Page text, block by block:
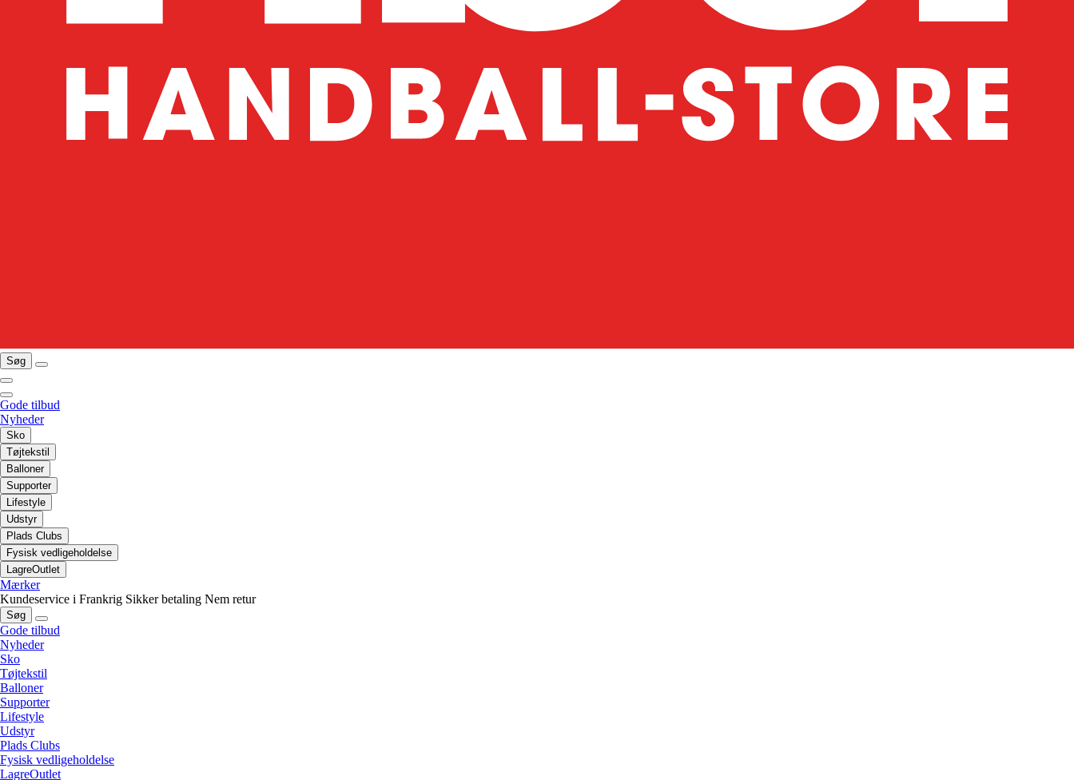
Søg
Gode tilbud
Nyheder
Sko
Tøjtekstil
Balloner
Supporter
Lifestyle
Udstyr
Plads Clubs
Fysisk vedligeholdelse
LagreOutlet
Mærker
Kundeservice i Frankrig Sikker betaling Nem retur
Søg
Gode tilbud
Nyheder
Sko
Tøjtekstil
Balloner
Supporter
Lifestyle
Udstyr
Plads Clubs
Fysisk vedligeholdelse
LagreOutlet